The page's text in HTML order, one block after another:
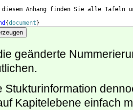
Anhang finden Sie alle Tafeln
{document }
geänderte
Stukturinformation
Kapitelebene einfach